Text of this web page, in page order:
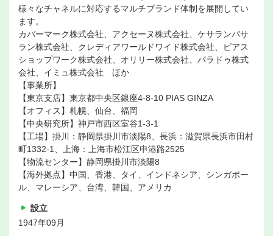
様々なチャネルに対応するマルチブランド体制を展開してい
ます。
カバーマーク株式会社、アクセーヌ株式会社、ケサランパサ
ラン株式会社、クレディアワールドワイド株式会社、ピアス
ショップワーク株式会社、オリリー株式会社、パラドゥ株式
会社、イミュ株式会社 ほか
【事業所】
【東京支店】東京都中央区銀座4-8-10 PIAS GINZA
【オフィス】札幌、仙台、福岡
【中央研究所】神戸市西区室谷1-3-1
【工場】掛川：静岡県掛川市淡陽8、長浜：滋賀県長浜市田村
町1332-1、上海：上海市松江区申港路2525
【物流センター】静岡県掛川市淡陽8
【海外拠点】中国、香港、タイ、インドネシア、シンガポー
ル、マレーシア、台湾、韓国、アメリカ
設立
1947年09月